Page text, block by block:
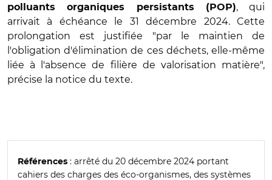
polluants organiques persistants (POP), qui
arrivait à échéance le 31 décembre 2024. Cette
prolongation est justifiée "par le maintien de
l'obligation d'élimination de ces déchets, elle-même
liée à l'absence de filière de valorisation matière",
précise la notice du texte.
Références : arrêté du 20 décembre 2024 portant
cahiers des charges des éco-organismes, des systèmes